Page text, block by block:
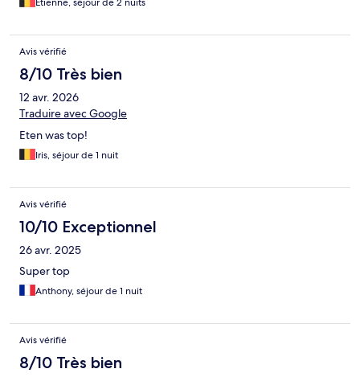
Avis vérifié
8/10 Très bien
12 avr. 2026
Traduire avec Google
Eten was top!
Iris, séjour de 1 nuit
Avis vérifié
10/10 Exceptionnel
26 avr. 2025
Super top
Anthony, séjour de 1 nuit
Avis vérifié
8/10 Très bien